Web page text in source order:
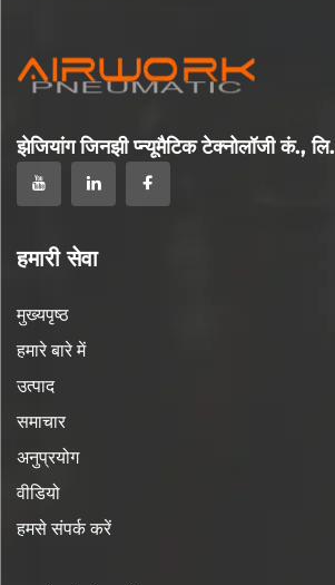
झेजियांग जिनझी प्न्यूमैटिक टेक्नोलॉजी कं., लि.
हमारी सेवा
मुख्यपृष्ठ
हमारे बारे में
उत्पाद
समाचार
अनुप्रयोग
वीडियो
हमसे संपर्क करें